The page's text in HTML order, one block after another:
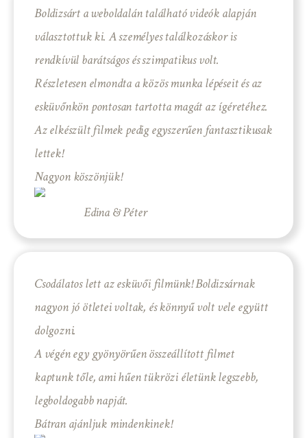
Boldizsárt a weboldalán található videók alapján
választottuk ki. A személyes találkozáskor is
rendkívül barátságos és szimpatikus volt.
Részletesen elmondta a közös munka lépéseit és az
esküvőnkön pontosan tartotta magát az ígéretéhez.
Az elkészült filmek pedig egyszerűen fantasztikusak
lettek!
Nagyon köszönjük!
Edina & Péter
Csodálatos lett az esküvői filmünk! Boldizsárnak
nagyon jó ötletei voltak, és könnyű volt vele együtt
dolgozni.
A végén egy gyönyörűen összeállított filmet
kaptunk tőle, ami hűen tükrözi életünk legszebb,
legboldogabb napját.
Bátran ajánljuk mindenkinek!